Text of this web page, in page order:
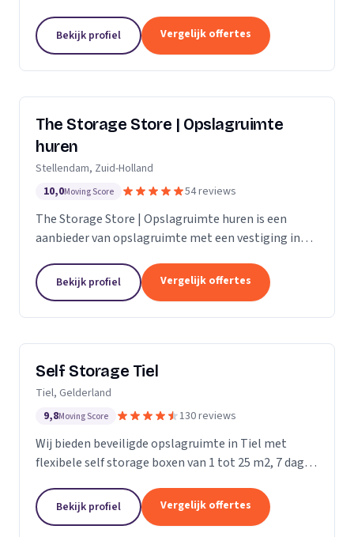
Bekijk profiel Vergelijk offertes
The Storage Store | Opslagruimte
huren
Stellendam, Zuid-Holland
10,0Moving Score 54 reviews
The Storage Store | Opslagruimte huren is een
aanbieder van opslagruimte met een vestiging in
Bekijk profiel Vergelijk offertes
Self Storage Tiel
Tiel, Gelderland
9,8Moving Score 130 reviews
Wij bieden beveiligde opslagruimte in Tiel met
flexibele self storage boxen van 1 tot 25 m2, 7 dagen
Bekijk profiel Vergelijk offertes